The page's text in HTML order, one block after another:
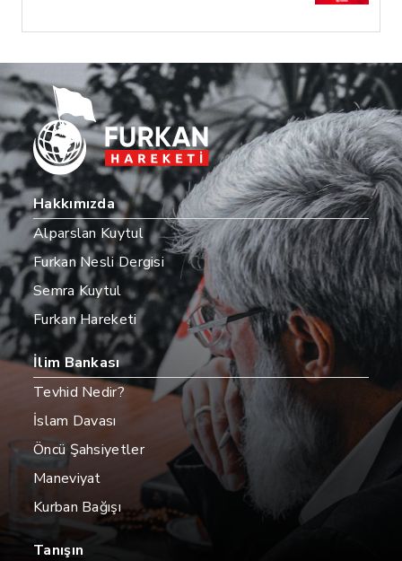
Hakkımızda
Alparslan Kuytul
Furkan Nesli Dergisi
Semra Kuytul
Furkan Hareketi
İlim Bankası
Tevhid Nedir?
İslam Davası
Öncü Şahsiyetler
Maneviyat
Kurban Bağışı
Tanışın